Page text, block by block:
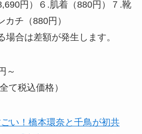
円）６.肌着（880円）７.靴
チ（880円）
合は差額が発生します。
～
て税込価格）